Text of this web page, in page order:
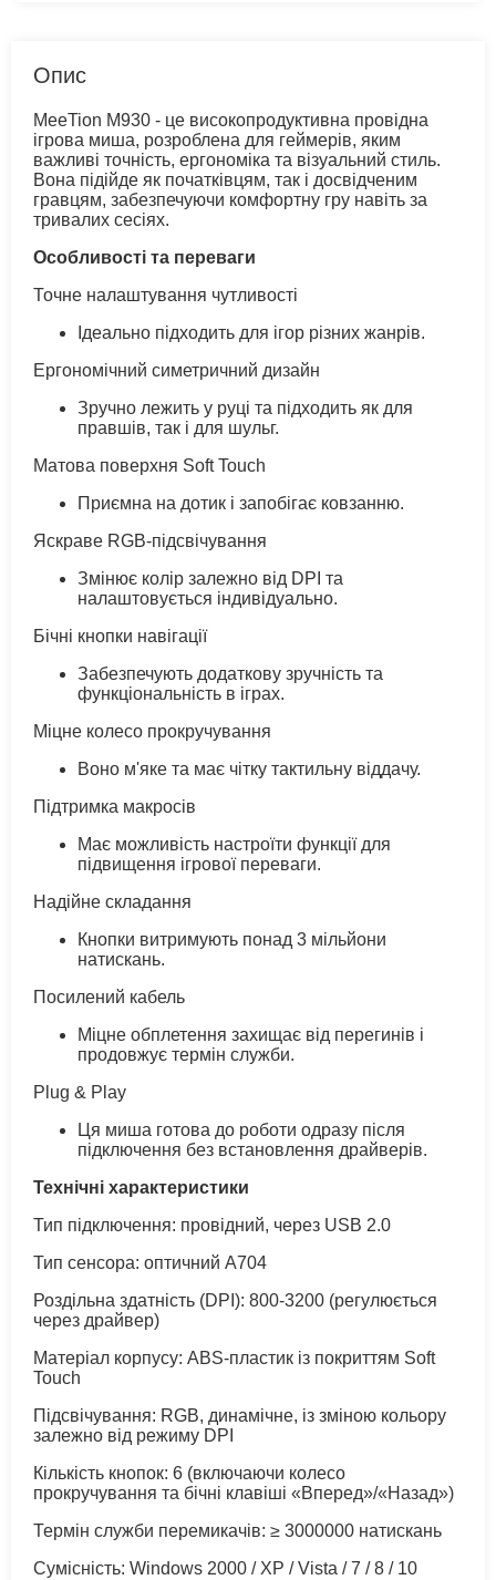
Опис
MeeTion M930 - це високопродуктивна провідна
ігрова миша, розроблена для геймерів, яким
важливі точність, ергономіка та візуальний стиль.
Вона підійде як початківцям, так і досвідченим
гравцям, забезпечуючи комфортну гру навіть за
тривалих сесіях.
Особливості та переваги
Точне налаштування чутливості
Ідеально підходить для ігор різних жанрів.
Ергономічний симетричний дизайн
Зручно лежить у руці та підходить як для
правшів, так і для шульг.
Матова поверхня Soft Touch
Приємна на дотик і запобігає ковзанню.
Яскраве RGB-підсвічування
Змінює колір залежно від DPI та
налаштовується індивідуально.
Бічні кнопки навігації
Забезпечують додаткову зручність та
функціональність в іграх.
Міцне колесо прокручування
Воно м'яке та має чітку тактильну віддачу.
Підтримка макросів
Має можливість настроїти функції для
підвищення ігрової переваги.
Надійне складання
Кнопки витримують понад 3 мільйони
натискань.
Посилений кабель
Міцне обплетення захищає від перегинів і
продовжує термін служби.
Plug & Play
Ця миша готова до роботи одразу після
підключення без встановлення драйверів.
Технічні характеристики
Тип підключення: провідний, через USB 2.0
Тип сенсора: оптичний A704
Роздільна здатність (DPI): 800-3200 (регулюється
через драйвер)
Матеріал корпусу: ABS-пластик із покриттям Soft
Touch
Підсвічування: RGB, динамічне, із зміною кольору
залежно від режиму DPI
Кількість кнопок: 6 (включаючи колесо
прокручування та бічні клавіші «Вперед»/«Назад»)
Термін служби перемикачів: ≥ 3000000 натискань
Сумісність: Windows 2000 / XP / Vista / 7 / 8 / 10